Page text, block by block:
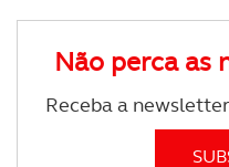
Não perca as
Receba a